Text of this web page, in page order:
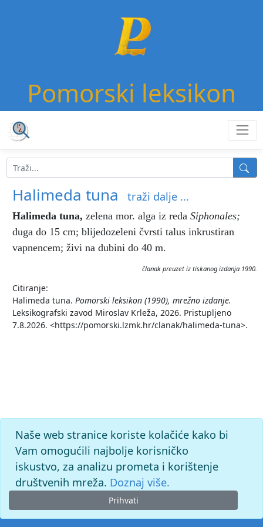
Pomorski leksikon
Halimeda tuna traži dalje ...
Halimeda tuna, zelena mor. alga iz reda Siphonales;
duga do 15 cm; blijedozeleni čvrsti talus inkrustiran
vapnencem; živi na dubini do 40 m.
članak preuzet iz tiskanog izdanja 1990.
Citiranje:
Halimeda tuna. Pomorski leksikon (1990), mrežno izdanje.
Leksikografski zavod Miroslav Krleža, 2026. Pristupljeno
7.8.2026. <https://pomorski.lzmk.hr/clanak/halimeda-tuna>.
Naše web stranice koriste kolačiće kako bi
Vam omogućili najbolje korisničko
iskustvo, za analizu prometa i korištenje
društvenih mreža. Doznaj više.
Prihvati
© 2026. -Leksikografski zavodMiroslav Krleža